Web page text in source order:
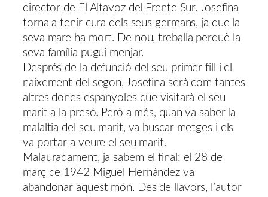
director de El Altavoz del Frente Sur. Josefina
torna a tenir cura dels seus germans, ja que la
seva mare ha mort. De nou, treballa perquè la
seva família pugui menjar.
Després de la defunció del seu primer fill i el
naixement del segon, Josefina serà com tantes
altres dones espanyoles que visitarà el seu
marit a la presó. Però a més, quan va saber la
malaltia del seu marit, va buscar metges i els
va portar a veure el seu marit.
Malauradament, ja sabem el final: el 28 de
març de 1942 Miguel Hernández va
abandonar aquest món. Des de llavors, l’autor